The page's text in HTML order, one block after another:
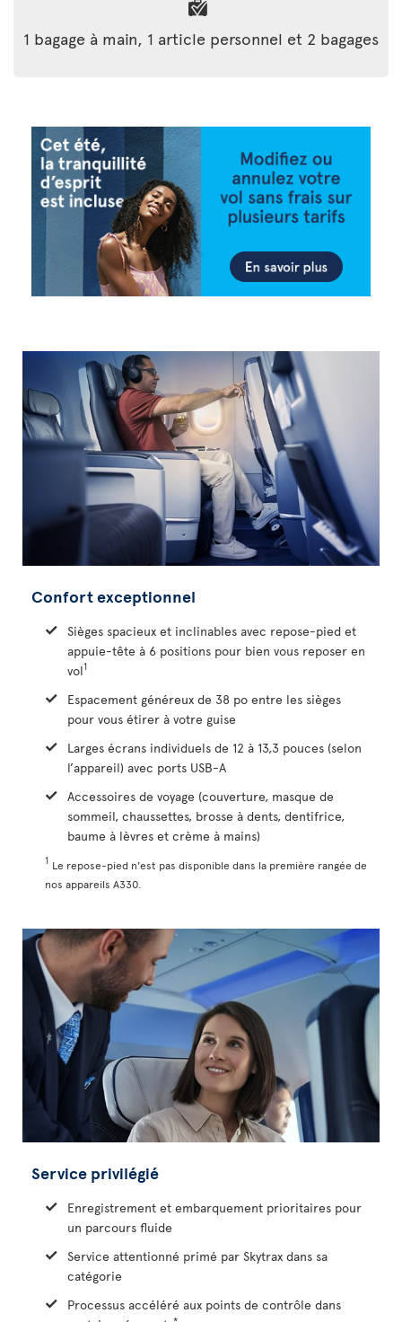
1 bagage à main, 1 article personnel et 2 bagages
Confort exceptionnel
Sièges spacieux et inclinables avec repose-pied et
appuie-tête à 6 positions pour bien vous reposer en
vol1
Espacement généreux de 38 po entre les sièges
pour vous étirer à votre guise
Larges écrans individuels de 12 à 13,3 pouces (selon
l’appareil) avec ports USB-A
Accessoires de voyage (couverture, masque de
sommeil, chaussettes, brosse à dents, dentifrice,
baume à lèvres et crème à mains)
1 Le repose-pied n'est pas disponible dans la première rangée de
nos appareils A330.
Service privilégié
Enregistrement et embarquement prioritaires pour
un parcours fluide
Service attentionné primé par Skytrax dans sa
catégorie
Processus accéléré aux points de contrôle dans